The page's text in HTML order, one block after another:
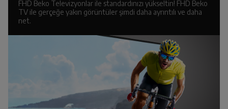
FHD Beko Televizyonlar ile standardınızı yükseltin! FHD Beko
TV ile gerçeğe yakın görüntüler şimdi daha ayrıntılı ve daha
net.